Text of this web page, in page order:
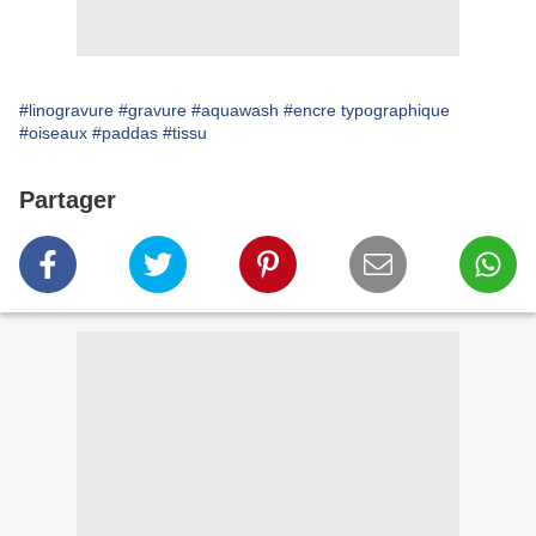
#linogravure #gravure #aquawash #encre typographique
#oiseaux #paddas #tissu
Partager